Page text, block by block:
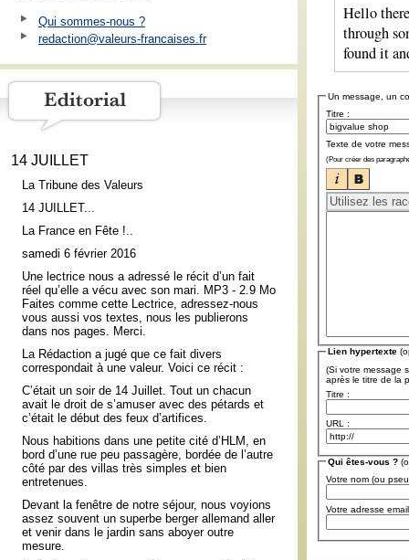
Qui sommes-nous ?
redaction@valeurs-francaises.fr
14 JUILLET
La Tribune des Valeurs
14 JUILLET...
La France en Fête !..
samedi 6 février 2016
Une lectrice nous a adressé le récit d’un fait
réel qu’elle a vécu avec son mari. MP3 - 2.9 Mo
Faites comme cette Lectrice, adressez-nous
vous aussi vos textes, nous les publierons
dans nos pages. Merci.
La Rédaction a jugé que ce fait divers
correspondait à une valeur. Voici ce récit :
C’était un soir de 14 Juillet. Tout un chacun
avait le droit de s’amuser avec des pétards et
c’était le début des feux d’artifices.
Nous habitions dans une petite cité d’HLM, en
bord d’une rue peu passagère, bordée de l’autre
côté par des villas très simples et bien
entretenues.
Devant la fenêtre de notre séjour, nous voyions
assez souvent un superbe berger allemand aller
et venir dans le jardin sans aboyer outre
mesure.
Hello
through
found it
Un message, un
Titre :
Texte de votre
(Pour créer des
Lien hypertexte
(Si votre message
après le titre de la
Titre :
URL :
Qui êtes-vous ?
Votre nom (ou
Votre adresse